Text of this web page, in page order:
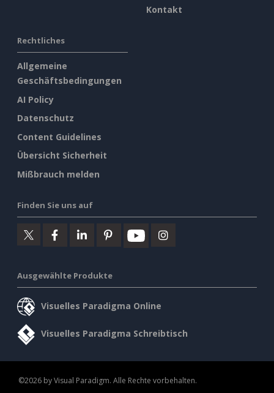
Kontakt
Rechtliches
Allgemeine
Geschäftsbedingungen
AI Policy
Datenschutz
Content Guidelines
Übersicht Sicherheit
Mißbrauch melden
Finden Sie uns auf
Ausgewählte Produkte
Visuelles Paradigma Online
Visuelles Paradigma Schreibtisch
©2026 by Visual Paradigm. Alle Rechte vorbehalten.